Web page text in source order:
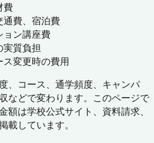
費
通費、宿泊費
ョン講座費
質負担
変更時の費用
、コース、通学頻度、キャンパ
などで変わります。このページで
額は学校公式サイト、資料請求、
載しています。